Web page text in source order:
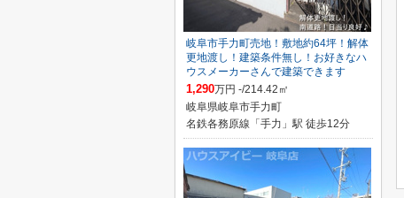
岐阜市手力町売地！敷地約64坪！解体
更地渡し！建築条件無し！お好きなハ
ウスメーカーさんで建築できます
1,290万円 -/214.42㎡
岐阜県岐阜市手力町
名鉄各務原線「手力」駅 徒歩12分